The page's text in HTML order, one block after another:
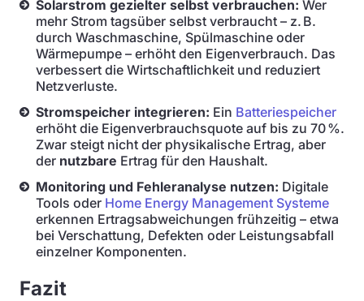
Solarstrom gezielter selbst verbrauchen: Wer
mehr Strom tagsüber selbst verbraucht – z. B.
durch Waschmaschine, Spülmaschine oder
Wärmepumpe – erhöht den Eigenverbrauch. Das
verbessert die Wirtschaftlichkeit und reduziert
Netzverluste.
Stromspeicher integrieren: Ein Batteriespeicher
erhöht die Eigenverbrauchsquote auf bis zu 70 %.
Zwar steigt nicht der physikalische Ertrag, aber
der nutzbare Ertrag für den Haushalt.
Monitoring und Fehleranalyse nutzen: Digitale
Tools oder Home Energy Management Systeme
erkennen Ertragsabweichungen frühzeitig – etwa
bei Verschattung, Defekten oder Leistungsabfall
einzelner Komponenten.
Fazit